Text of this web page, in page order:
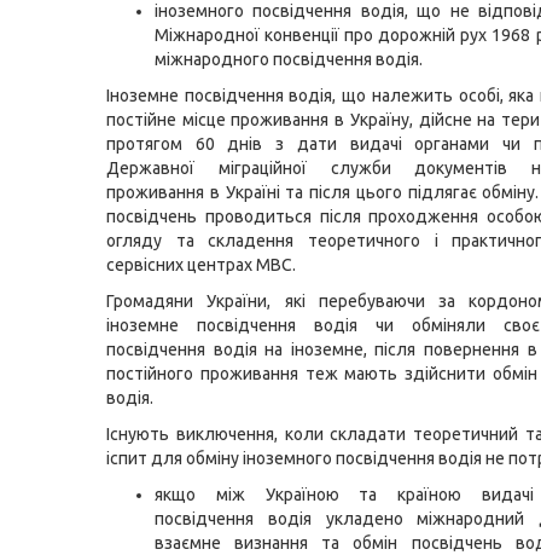
іноземного посвідчення водія, що не
Міжнародної конвенції про дорожній рух 1968
міжнародного посвідчення водія.
Іноземне посвідчення водія, що належить особі, яка
постійне місце проживання в Україну, дійсне на
протягом 60 днів з дати видачі органами чи
Державної міграційної служби документів
проживання в Україні та після цього підлягає
посвідчень проводиться після проходження
огляду та складення теоретичного і
сервісних центрах МВС.
Громадяни України, які перебуваючи за
іноземне посвідчення водія чи обміняли своє
посвідчення водія на іноземне, після повернення
постійного проживання теж мають здійснити обмін
водія.
Існують виключення, коли складати теоретичний
іспит для обміну іноземного посвідчення водія не
якщо між Україною та країною видачі
посвідчення водія укладено міжнародний
взаємне визнання та обмін посвідчень